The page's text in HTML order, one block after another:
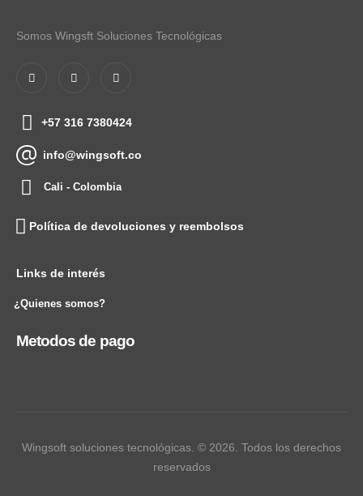
Somos Wingsft Soluciones Tecnológicas
+57 316 7380424
info@wingsoft.co
Cali - Colombia
Política de devoluciones y reembolsos
Links de interés
¿Quienes somos?
Metodos de pago
Wingsoft soluciones tecnológicas. © 2026. Todos los derechos
reservados